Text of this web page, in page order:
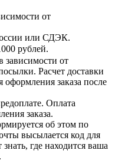
от
или СДЭК.
рублей.
зависимости от
Расчет доставки
оформления заказа после
Оплата
заказа.
об этом по
высылается код для
где находится ваша